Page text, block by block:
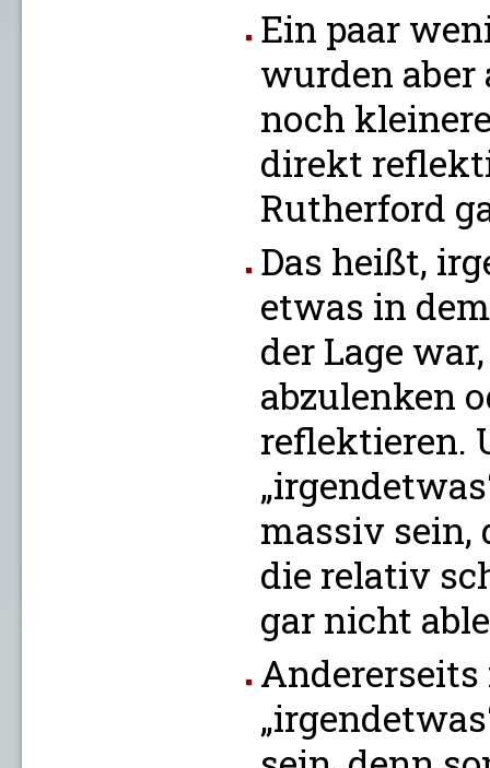
Ein paar
wurden aber
noch
direkt
Rutherford
Das heißt,
etwas in
der Lage
abzulenken
reflektieren.
massiv sein,
die relativ
gar nicht
Andererseits